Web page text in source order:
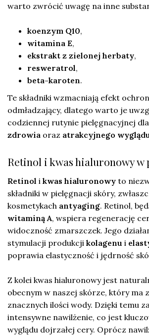
warto zwrócić uwagę na inne
koenzym Q10,
witamina E,
ekstrakt z zielonej herbaty,
resweratrol,
beta-karoten.
Te składniki wzmacniają efekt
odmładzający, dlatego warto je
codziennej rutynie pielęgnacyjnej dla
zdrowia oraz atrakcyjnego
Retinol i kwas hialuronowy w
Retinol i kwas hialuronowy to
składniki w pielęgnacji skóry,
kosmetykach antyaging. Retinol,
witaminą A, wspiera regenerację
widoczność zmarszczek. Jego
stymulacji produkcji kolagenu i
poprawia elastyczność i jędrność
Z kolei kwas hialuronowy jest
obecnym w naszej skórze, który ma
znacznych ilości wody. Dzięki temu
intensywne nawilżenie, co jest
wyglądu dojrzałej cery. Oprócz